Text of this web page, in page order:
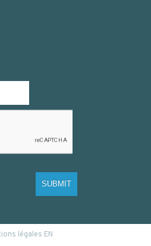
SUBMIT
légales EN